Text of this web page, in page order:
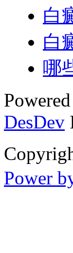
白
白
哪
DesDev
Power